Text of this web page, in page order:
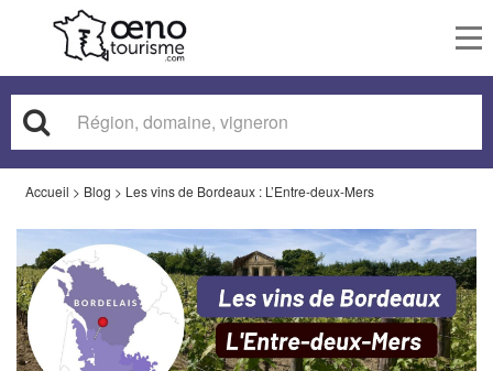
Accueil > Blog > Les vins de Bordeaux : L’Entre-deux-Mers